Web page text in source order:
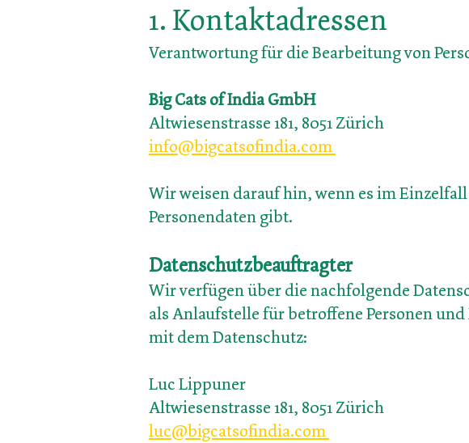
1. Kontaktadressen
Verantwortung für die Bearbeitung von
Big Cats of India GmbH
Altwiesenstrasse 181, 8051 Zürich
info@bigcatsofindia.com
Wir weisen darauf hin, wenn es im
Personendaten gibt.
Datenschutzbeauftragter
Wir verfügen über die nachfolgende
als Anlaufstelle für betroffene Personen
mit dem Datenschutz:
Luc Lippuner
Altwiesenstrasse 181, 8051 Zürich
luc@bigcatsofindia.com